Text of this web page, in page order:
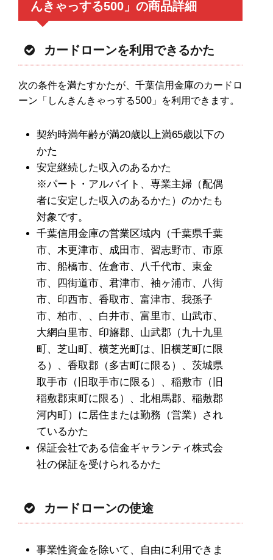
んきゃっする500」の商品詳細
カードローンを利用できるかた
次の条件を満たすかたが、千葉信用金庫のカードロ
ーン「しんきんきゃっする500」を利用できます。
契約時満年齢が満20歳以上満65歳以下の
かた
安定継続した収入のあるかた
※パート・アルバイト、専業主婦（配偶
者に安定した収入のあるかた）のかたも
対象です。
千葉信用金庫の営業区域内（千葉県千葉
市、木更津市、成田市、習志野市、市原
市、船橋市、佐倉市、八千代市、東金
市、四街道市、君津市、袖ヶ浦市、八街
市、印西市、香取市、富津市、我孫子
市、柏市、、白井市、富里市、山武市、
大網白里市、印旛郡、山武郡（九十九里
町、芝山町、横芝光町は、旧横芝町に限
る）、香取郡（多古町に限る）、茨城県
取手市（旧取手市に限る）、稲敷市（旧
稲敷郡東町に限る）、北相馬郡、稲敷郡
河内町）に居住または勤務（営業）され
ているかた
保証会社である信金ギャランティ株式会
社の保証を受けられるかた
カードローンの使途
事業性資金を除いて、自由に利用できま